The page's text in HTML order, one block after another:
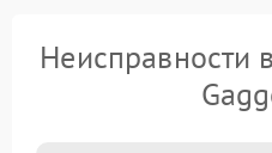
Неисправности